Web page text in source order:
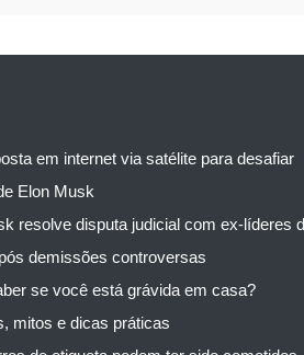
em internet via satélite para desafiar
Elon Musk
resolve disputa judicial com ex-líderes
demissões controversas
se você está grávida em casa?
mitos e dicas práticas